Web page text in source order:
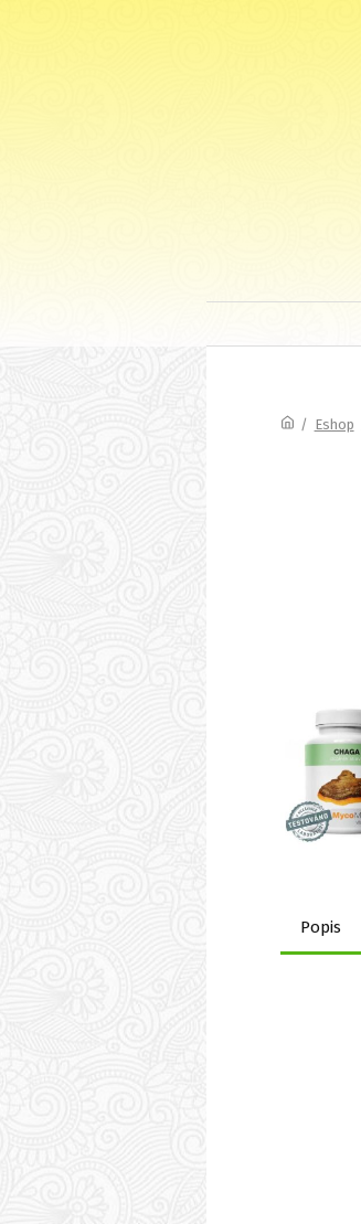
/ Eshop
Popis